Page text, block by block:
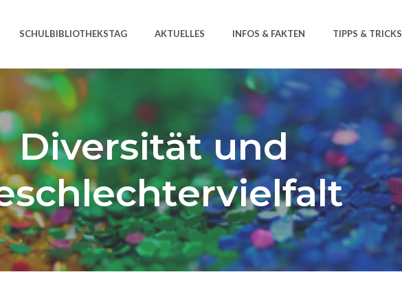
SCHULBIBLIOTHEKSTAG AKTUELLES INFOS & FAKTEN TIPPS & TRICKS
Diversität und